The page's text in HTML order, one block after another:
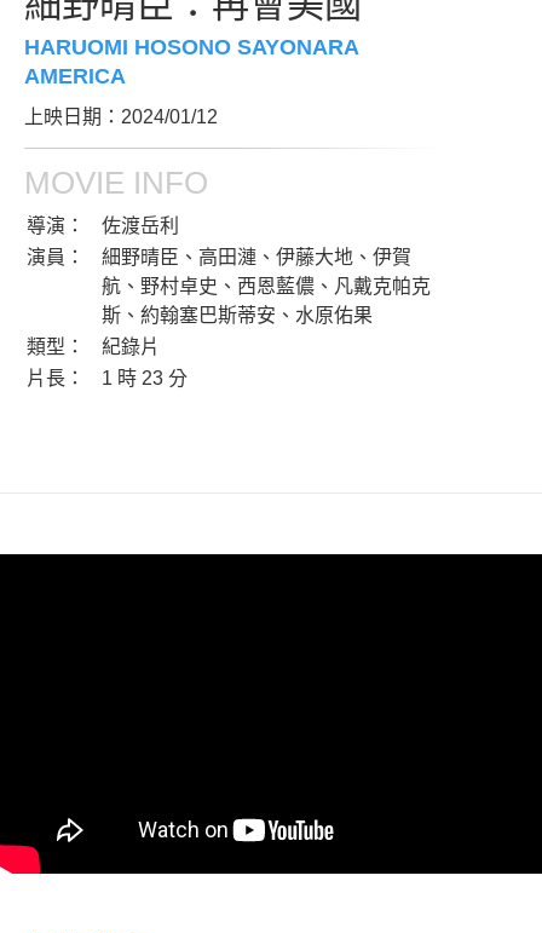
HARUOMI HOSONO SAYONARA
AMERICA
上映日期：2024/01/12
MOVIE INFO
導演：
佐渡岳利
演員：
細野晴臣、高田漣、伊藤大地、伊賀
航、野村卓史、西恩藍儂、凡戴克帕克
斯、約翰塞巴斯蒂安、水原佑果
類型：
紀錄片
片長：
1 時 23 分